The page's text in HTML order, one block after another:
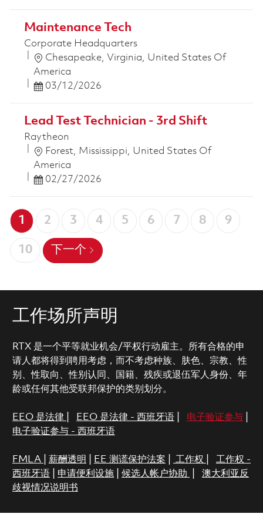
Maintenance Tech
Corporate Headquarters
位置Chesapeake, Virginia, United States Of
America
Posted Date
03/12/2026
Lead Test Technician - 3rd Shift
Raytheon
位置Forest, Mississippi, United States Of
America
Posted Date
02/27/2026
1 2 3 4 5 6 7 8 9
10 下一个
工作场所声明
RTX 是一个平等就业机会/平权行动雇主。所有合格的申
请人都将得到聘用考虑，而不考虑种族、肤色、宗教、性
别、性取向、性别认同、国籍、残疾或退伍军人身份、年
龄或任何其他受联邦保护的类别划分。
EEO 是法律 EEO 是法律 - 西班牙语| 电子验证参与|
电子验证参与 - 西班牙语
FMLA 薪酬透明 EE 测谎保护法案 工作权
工作权 -
西班牙语| 申请便利设施| 候选人帐户协助
澳大利亚反
歧视情况说明书